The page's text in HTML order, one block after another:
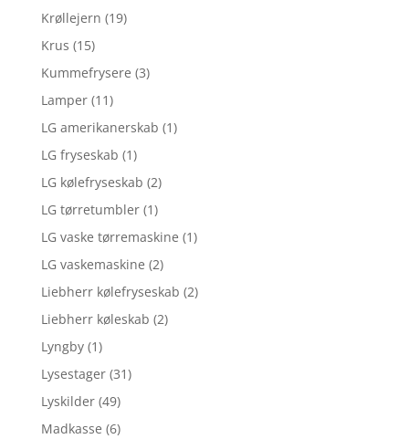
Krøllejern (19)
Krus (15)
Kummefrysere (3)
Lamper (11)
LG amerikanerskab (1)
LG fryseskab (1)
LG kølefryseskab (2)
LG tørretumbler (1)
LG vaske tørremaskine (1)
LG vaskemaskine (2)
Liebherr kølefryseskab (2)
Liebherr køleskab (2)
Lyngby (1)
Lysestager (31)
Lyskilder (49)
Madkasse (6)